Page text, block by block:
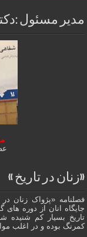
مدیر مسئول
«زنان در تاریخ »
فصلنامه «پژواک زنان
جایگاه انان از دوره
تاریخ بسیار کم شنیده
کمرنگ بوده و در اغلب